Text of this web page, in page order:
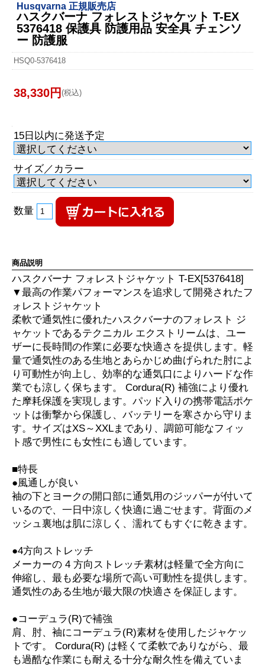
Husqvarna 正規販売店
ハスクバーナ フォレストジャケット T-EX
5376418 保護具 防護用品 安全具 チェンソ
ー 防護服
HSQ0-5376418
38,330円 (税込)
15日以内に発送予定
サイズ／カラー
数量
商品説明
ハスクバーナ フォレストジャケット T-EX[5376418]
▼最高の作業パフォーマンスを追求して開発されたフ
ォレストジャケット
柔軟で通気性に優れたハスクバーナのフォレスト ジ
ャケットであるテクニカル エクストリームは、ユー
ザーに長時間の作業に必要な快適さを提供します。軽
量で通気性のある生地とあらかじめ曲げられた肘によ
り可動性が向上し、効率的な通気口によりハードな作
業でも涼しく保ちます。 Cordura(R) 補強により優れ
た摩耗保護を実現します。パッド入りの携帯電話ポケ
ットは衝撃から保護し、バッテリーを寒さから守りま
す。サイズはXS～XXLまであり、調節可能なフィッ
ト感で男性にも女性にも適しています。
■特長
●風通しが良い
袖の下とヨークの開口部に通気用のジッパーが付いて
いるので、一日中涼しく快適に過ごせます。背面のメ
ッシュ裏地は肌に涼しく、濡れてもすぐに乾きます。
●4方向ストレッチ
メーカーの 4 方向ストレッチ素材は軽量で全方向に
伸縮し、最も必要な場所で高い可動性を提供します。
通気性のある生地が最大限の快適さを保証します。
●コーデュラ(R)で補強
肩、肘、袖にコーデュラ(R)素材を使用したジャケッ
トです。 Cordura(R) は軽くて柔軟でありながら、最
も過酷な作業にも耐える十分な耐久性を備えていま